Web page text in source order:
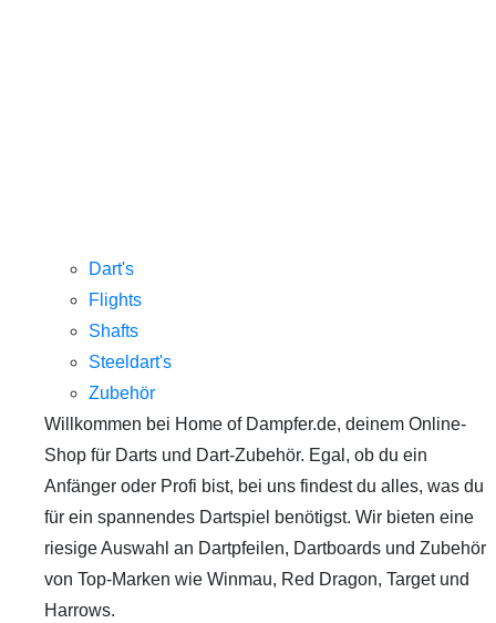
Dart's
Flights
Shafts
Steeldart's
Zubehör
Willkommen bei Home of Dampfer.de, deinem Online-
Shop für Darts und Dart-Zubehör. Egal, ob du ein
Anfänger oder Profi bist, bei uns findest du alles, was du
für ein spannendes Dartspiel benötigst. Wir bieten eine
riesige Auswahl an Dartpfeilen, Dartboards und Zubehör
von Top-Marken wie Winmau, Red Dragon, Target und
Harrows.